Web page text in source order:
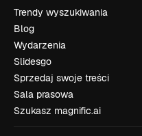
Trendy wyszukiwania
Blog
Wydarzenia
Slidesgo
Sprzedaj swoje treści
Sala prasowa
Szukasz magnific.ai